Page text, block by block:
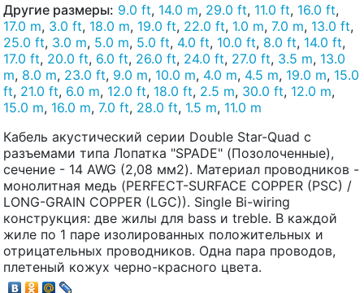
Другие размеры: 9.0 ft, 14.0 m, 29.0 ft, 11.0 ft, 16.0 ft,
17.0 m, 3.0 ft, 18.0 m, 19.0 ft, 22.0 ft, 1.0 m, 7.0 m, 13.0 ft,
25.0 ft, 3.0 m, 5.0 m, 5.0 ft, 4.0 ft, 10.0 ft, 8.0 ft, 14.0 ft,
17.0 ft, 20.0 ft, 6.0 ft, 26.0 ft, 24.0 ft, 27.0 ft, 3.5 m, 13.0
m, 8.0 m, 23.0 ft, 9.0 m, 10.0 m, 4.0 m, 4.5 m, 19.0 m, 15.0
ft, 21.0 ft, 6.0 m, 12.0 ft, 18.0 ft, 2.5 m, 30.0 ft, 12.0 m,
15.0 m, 16.0 m, 7.0 ft, 28.0 ft, 1.5 m, 11.0 m
Кабель акустический серии Double Star-Quad с
разъемами типа Лопатка "SPADE" (Позолоченные),
сечение - 14 AWG (2,08 мм2). Материал проводников -
монолитная медь (PERFECT-SURFACE COPPER (PSC) /
LONG-GRAIN COPPER (LGC)). Single Bi-wiring
конструкция: две жилы для bass и treble. В каждой
жиле по 1 паре изолированных положительных и
отрицательных проводников. Одна пара проводов,
плетеный кожух черно-красного цвета.